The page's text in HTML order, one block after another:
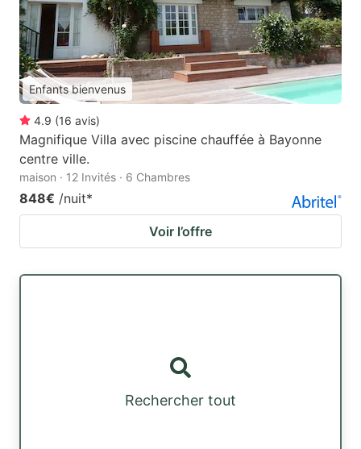
Enfants bienvenus
4.9 (16 avis)
Magnifique Villa avec piscine chauffée à Bayonne
centre ville.
maison · 12 Invités · 6 Chambres
848€ /nuit*
Voir l’offre
Rechercher tout